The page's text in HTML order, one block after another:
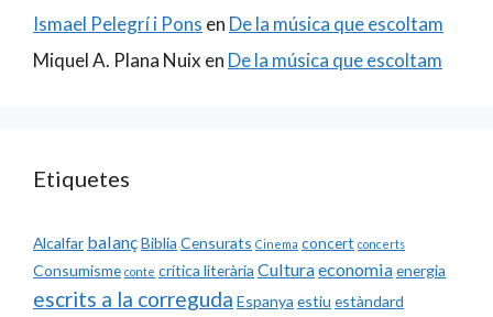
Ismael Pelegrí i Pons en De la música que escoltam
Miquel A. Plana Nuix en De la música que escoltam
Etiquetes
Alcalfar balançBiblia Censurats Cinema concert concerts
Consumisme conte crítica literària Culturaeconomiaenergia
escrits a la correguda Espanya estiu estàndard